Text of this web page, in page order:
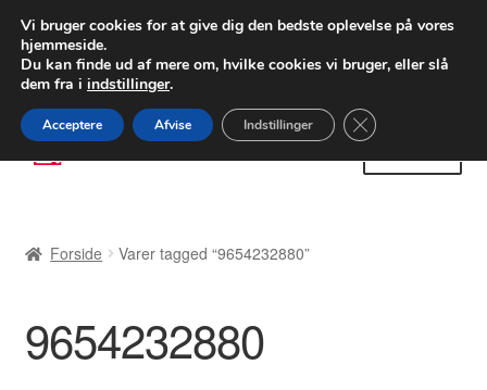
LEVERING fra 55 kr.
FEDEX verdensomspændende forsendelse
80 82 72 02
Spring
til
Spring
til
Betalinger
Kasse
Forside Varer tagged “9654232880”
9654232880
Vi bruger cookies for at give dig den bedste oplevelse på vores
hjemmeside.
Du kan finde ud af mere om, hvilke cookies vi bruger, eller slå
dem fra i indstillinger.
Acceptere Afvise Indstillinger Close GDPR